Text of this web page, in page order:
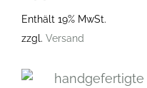
Enthält 19% MwSt.
zzgl. Versand